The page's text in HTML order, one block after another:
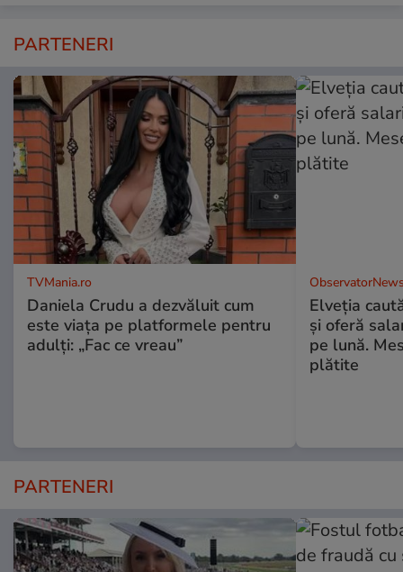
PARTENERI
TVMania.ro
Daniela Crudu a dezvăluit cum
este viața pe platformele pentru
adulți: „Fac ce vreau”
Elveția
și oferă
pe lună.
plătite
PARTENERI